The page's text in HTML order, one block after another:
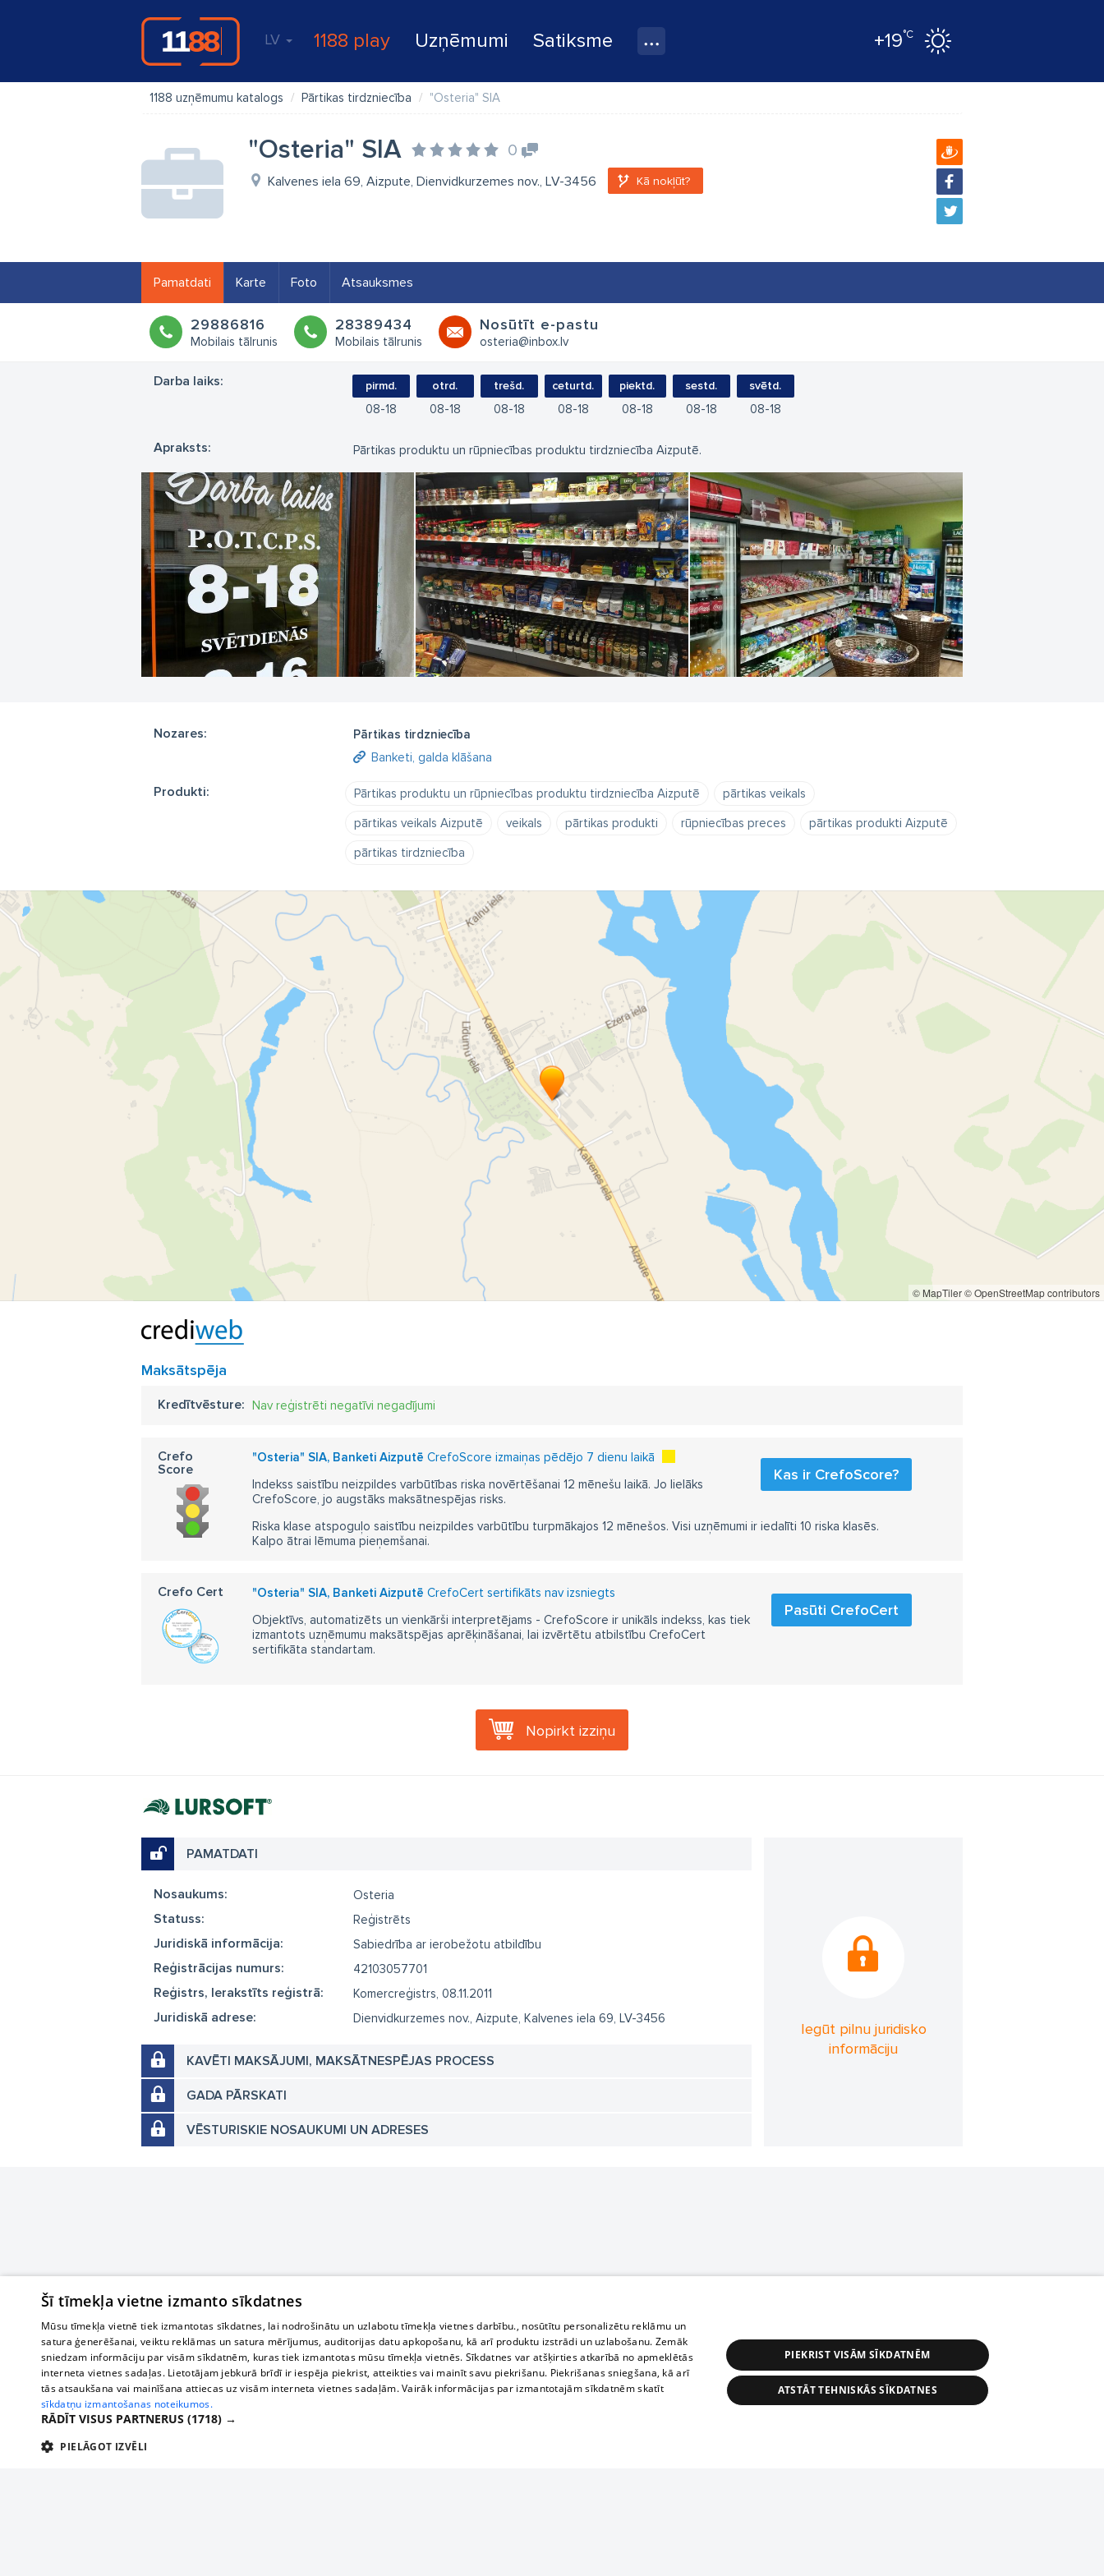
LV 1188 play Uzņēmumi Satiksme +19°C
1188 uzņēmumu katalogs Pārtikas tirdzniecība "Osteria" SIA
"Osteria" SIA 0
Kalvenes iela 69, Aizpute, Dienvidkurzemes nov., LV-3456 Kā nokļūt?
Pamatdati Karte Foto Atsauksmes
29886816
Mobilais tālrunis
28389434
Mobilais tālrunis
Nosūtīt e-pastu
osteria@inbox.lv
Darba laiks: pirmd.
08 18
otrd.
08 18
trešd.
08 18
ceturtd.
08 18
piektd.
08 18
sestd.
08 18
svētd.
08 18
Apraksts: Pārtikas produktu un rūpniecības produktu tirdzniecība Aizputē.
Nozares:
Pārtikas tirdzniecība
Banketi, galda klāšana
Produkti: Pārtikas produktu un rūpniecības produktu tirdzniecība Aizputē
pārtikas veikals
pārtikas veikals Aizputē
veikals pārtikas produkti rūpniecības preces
pārtikas produkti Aizputē
pārtikas tirdzniecība
© MapTiler© OpenStreetMap contributors
Maksātspēja
Kredītvēsture: Nav reģistrēti negatīvi negadījumi
Crefo
Score
"Osteria" SIA, Banketi Aizputē CrefoScore izmaiņas pēdējo 7 dienu laikā
Kas ir CrefoScore?
Indekss saistību neizpildes varbūtības riska novērtēšanai 12 mēnešu laikā. Jo lielāks
CrefoScore, jo augstāks maksātnespējas risks.
Riska klase atspoguļo saistību neizpildes varbūtību turpmākajos 12 mēnešos. Visi uzņēmumi ir iedalīti 10 riska klasēs.
Kalpo ātrai lēmuma pieņemšanai.
Crefo Cert "Osteria" SIA, Banketi Aizputē CrefoCert sertifikāts nav izsniegts
Pasūti CrefoCert
Objektīvs, automatizēts un vienkārši interpretējams - CrefoScore ir unikāls indekss, kas tiek
izmantots uzņēmumu maksātspējas aprēķināšanai, lai izvērtētu atbilstību CrefoCert
sertifikāta standartam.
Nopirkt izziņu
PAMATDATI
Nosaukums: Osteria
Statuss: Reģistrēts
Juridiskā informācija: Sabiedrība ar ierobežotu atbildību
Reģistrācijas numurs: 42103057701
Reģistrs, Ierakstīts reģistrā: Komercreģistrs, 08.11.2011
Juridiskā adrese: Dienvidkurzemes nov., Aizpute, Kalvenes iela 69, LV-3456
KAVĒTI MAKSĀJUMI, MAKSĀTNESPĒJAS PROCESS
GADA PĀRSKATI
VĒSTURISKIE NOSAUKUMI UN ADRESES
Iegūt pilnu juridisko
informāciju
Šī tīmekļa vietne izmanto sīkdatnes
Mūsu tīmekļa vietnē tiek izmantotas sīkdatnes, lai nodrošinātu un uzlabotu tīmekļa vietnes darbību., nosūtītu personalizētu reklāmu un
satura ģenerēšanai, veiktu reklāmas un satura mērījumus, auditorijas datu apkopošanu, kā arī produktu izstrādi un uzlabošanu. Zemāk
sniedzam informāciju par visām sīkdatnēm, kuras tiek izmantotas mūsu tīmekļa vietnēs. Sīkdatnes var atšķirties atkarībā no apmeklētās
interneta vietnes sadaļas. Lietotājam jebkurā brīdī ir iespēja piekrist, atteikties vai mainīt savu piekrišanu. Piekrišanas sniegšana, kā arī
tās atsaukšana vai mainīšana attiecas uz visām interneta vietnes sadaļām. Vairāk informācijas par izmantotajām sīkdatnēm skatīt
sīkdatņu izmantošanas noteikumos.
RĀDĪT VISUS PARTNERUS (1718) →
PIELĀGOT IZVĒLI
PIEKRIST VISĀM SĪKDATNĒM
ATSTĀT TEHNISKĀS SĪKDATNES